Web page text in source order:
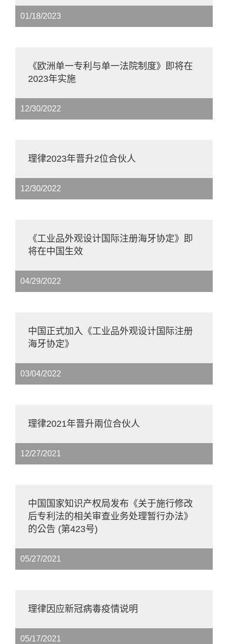
01/18/2023
《欧洲单一专利与单一法院制度》即将在
2023年实施
12/30/2022
理律2023年晋升2位合伙人
12/30/2022
《工业品外观设计国际注册海牙协定》即
将在中国生效
04/29/2022
中国正式加入《工业品外观设计国际注册
海牙协定》
03/04/2022
理律2021年晋升兩位合伙人
12/27/2021
中国国家知识产权局发布《关于施行修改
后专利法的相关审查业务处理暂行办法》
的公告 (第423号)
05/27/2021
理律因应新冠病毒疫情说明
05/17/2021